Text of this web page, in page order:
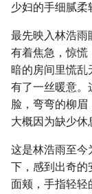
少妇的手细腻柔
最先映入林浩雨
有着焦急，惊慌
暗的房间里慌乱
有了一丝暖意。
脸，弯弯的柳眉
大概因为缺少休
这是林浩雨至今
下，感到出奇的
面颊，手指轻轻